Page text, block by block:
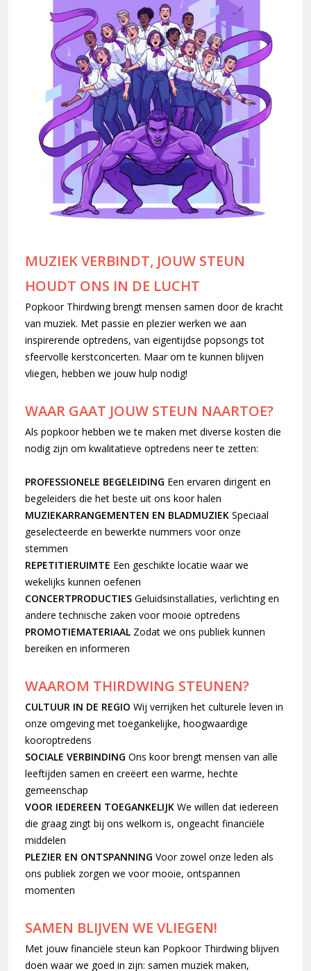
Begeleidingsband
Boekingen
Geschiedenis
Geschiedenis
Hoe het begon (1981)
Een 'echt' koor (1983)
Werken aan kwaliteit (1994)
30 jaar en springlevend (2011-2012)
'Popkoor' Thirdwing (2013)
Dubbele dirigentenwissel (2015-2016)
Musical Sing-Along en Corona (2019-2021)
Stabiliteit (2022-2024)
Sponsorkliks
MUZIEK VERBINDT, JOUW STEUN
HOUDT ONS IN DE LUCHT
Popkoor Thirdwing brengt mensen samen door de kracht
van muziek. Met passie en plezier werken we aan
inspirerende optredens, van eigentijdse popsongs tot
sfeervolle kerstconcerten. Maar om te kunnen blijven
vliegen, hebben we jouw hulp nodig!
WAAR GAAT JOUW STEUN NAARTOE?
Als popkoor hebben we te maken met diverse kosten die
nodig zijn om kwalitatieve optredens neer te zetten:
PROFESSIONELE BEGELEIDING Een ervaren dirigent en
begeleiders die het beste uit ons koor halen
MUZIEKARRANGEMENTEN EN BLADMUZIEK Speciaal
geselecteerde en bewerkte nummers voor onze
stemmen
REPETITIERUIMTE Een geschikte locatie waar we
wekelijks kunnen oefenen
CONCERTPRODUCTIES Geluidsinstallaties, verlichting en
andere technische zaken voor mooie optredens
PROMOTIEMATERIAAL Zodat we ons publiek kunnen
bereiken en informeren
WAAROM THIRDWING STEUNEN?
CULTUUR IN DE REGIO Wij verrijken het culturele leven in
onze omgeving met toegankelijke, hoogwaardige
kooroptredens
SOCIALE VERBINDING Ons koor brengt mensen van alle
leeftijden samen en creëert een warme, hechte
gemeenschap
VOOR IEDEREEN TOEGANKELIJK We willen dat iedereen
die graag zingt bij ons welkom is, ongeacht financiële
middelen
PLEZIER EN ONTSPANNING Voor zowel onze leden als
ons publiek zorgen we voor mooie, ontspannen
momenten
SAMEN BLIJVEN WE VLIEGEN!
Met jouw financiële steun kan Popkoor Thirdwing blijven
doen waar we goed in zijn: samen muziek maken,